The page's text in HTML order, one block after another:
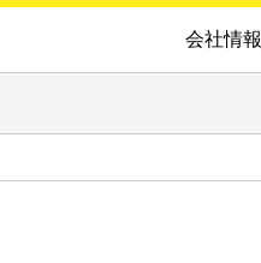
会社情報